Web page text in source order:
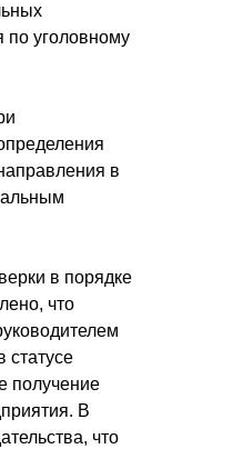
по уголовному
в
в порядке
что
статусе
получение
В
что